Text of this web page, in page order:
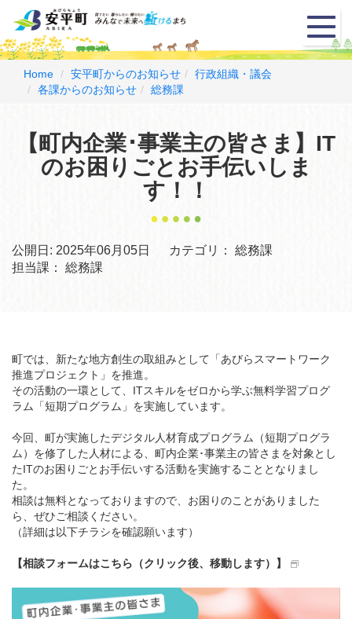
メ
ニ
ュ
Home 安平町からのお知らせ
行政組織・議会
各課からのお知らせ
総務課
【町内企業･事業主の皆さま】IT
のお困りごとお手伝いしま
す！！
公開日: 2025年06月05日 カテゴリ：
総務課
担当課：
総務課
町では、新たな地方創生の取組みとして「あびらスマートワーク
推進プロジェクト」を推進。
その活動の一環として、ITスキルをゼロから学ぶ無料学習プログ
ラム「短期プログラム」を実施しています。
今回、町が実施したデジタル人材育成プログラム（短期プログラ
ム）を修了した人材による、町内企業･事業主の皆さまを対象とし
たITのお困りごとお手伝いする活動を実施することとなりまし
た。
相談は無料となっておりますので、お困りのことがありました
ら、ぜひご相談ください。
（詳細は以下チラシを確認願います）
【相談フォームはこちら（クリック後、移動します）】